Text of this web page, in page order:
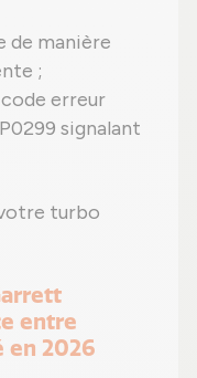
de manière
;
erreur
signalant
turbo
entre
en 2026